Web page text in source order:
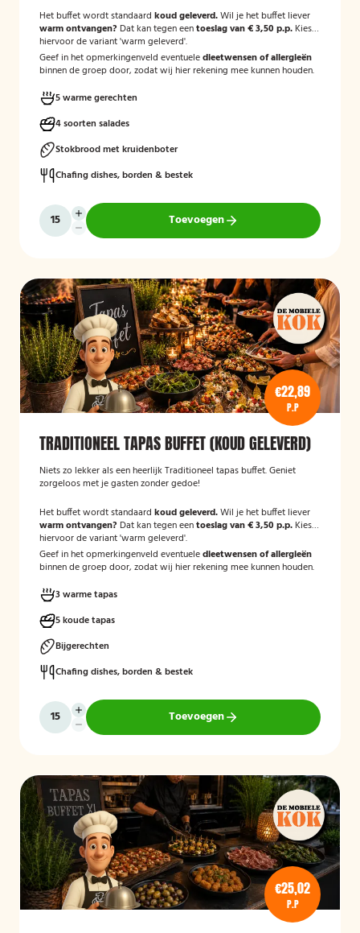
Het buffet wordt standaard koud geleverd.Wil je het buffet liever
warm ontvangen? Dat kan tegen eentoeslag van € 3,50 p.p. Kies
hiervoor de variant 'warm geleverd'.
Geef in het opmerkingenveld eventueledieetwensen of allergieën
binnen de groep door, zodat wij hier rekening mee kunnen houden.
5 warme gerechten
4 soorten salades
Stokbrood met kruidenboter
Chafing dishes, borden & bestek
Toevoegen
€22,89
P.P
TRADITIONEEL TAPAS BUFFET (KOUD GELEVERD)
Niets zo lekker als een heerlijk Traditioneel tapas buffet. Geniet
zorgeloos met je gasten zonder gedoe!
Het buffet wordt standaard koud geleverd.Wil je het buffet liever
warm ontvangen? Dat kan tegen eentoeslag van € 3,50 p.p. Kies
hiervoor de variant 'warm geleverd'.
Geef in het opmerkingenveld eventueledieetwensen of allergieën
binnen de groep door, zodat wij hier rekening mee kunnen houden.
3 warme tapas
5 koude tapas
Bijgerechten
Chafing dishes, borden & bestek
Toevoegen
€25,02
P.P